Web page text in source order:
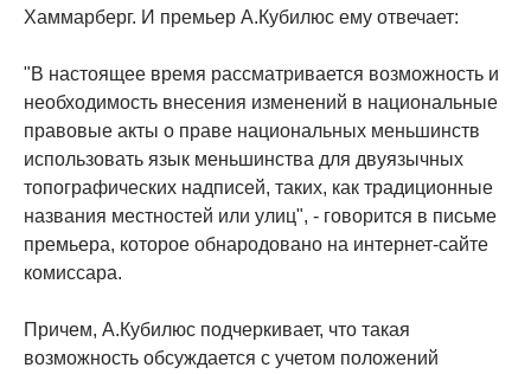
Хаммарберг. И премьер А.Кубилюс ему отвечает:
"В настоящее время рассматривается возможность и
необходимость внесения изменений в национальные
правовые акты о праве национальных меньшинств
использовать язык меньшинства для двуязычных
топографических надписей, таких, как традиционные
названия местностей или улиц", - говорится в письме
премьера, которое обнародовано на интернет-сайте
комиссара.
Причем, А.Кубилюс подчеркивает, что такая
возможность обсуждается с учетом положений